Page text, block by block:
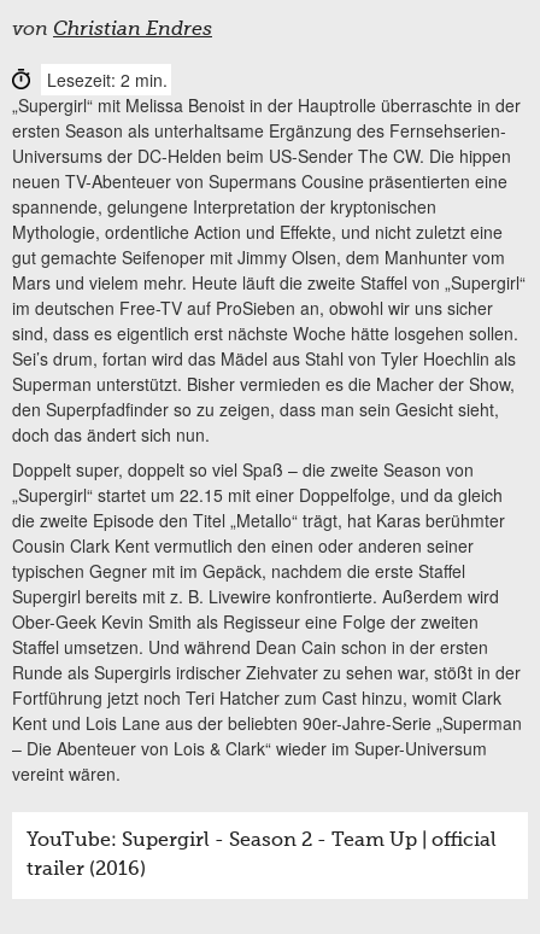
von Christian Endres
Lesezeit: 2 min.
„Supergirl“ mit Melissa Benoist in der Hauptrolle überraschte in der
ersten Season als unterhaltsame Ergänzung des Fernsehserien-
Universums der DC-Helden beim US-Sender The CW. Die hippen
neuen TV-Abenteuer von Supermans Cousine präsentierten eine
spannende, gelungene Interpretation der kryptonischen
Mythologie, ordentliche Action und Effekte, und nicht zuletzt eine
gut gemachte Seifenoper mit Jimmy Olsen, dem Manhunter vom
Mars und vielem mehr. Heute läuft die zweite Staffel von „Supergirl“
im deutschen Free-TV auf ProSieben an, obwohl wir uns sicher
sind, dass es eigentlich erst nächste Woche hätte losgehen sollen.
Sei’s drum, fortan wird das Mädel aus Stahl von Tyler Hoechlin als
Superman unterstützt. Bisher vermieden es die Macher der Show,
den Superpfadfinder so zu zeigen, dass man sein Gesicht sieht,
doch das ändert sich nun.
Doppelt super, doppelt so viel Spaß – die zweite Season von
„Supergirl“ startet um 22.15 mit einer Doppelfolge, und da gleich
die zweite Episode den Titel „Metallo“ trägt, hat Karas berühmter
Cousin Clark Kent vermutlich den einen oder anderen seiner
typischen Gegner mit im Gepäck, nachdem die erste Staffel
Supergirl bereits mit z. B. Livewire konfrontierte. Außerdem wird
Ober-Geek Kevin Smith als Regisseur eine Folge der zweiten
Staffel umsetzen. Und während Dean Cain schon in der ersten
Runde als Supergirls irdischer Ziehvater zu sehen war, stößt in der
Fortführung jetzt noch Teri Hatcher zum Cast hinzu, womit Clark
Kent und Lois Lane aus der beliebten 90er-Jahre-Serie „Superman
– Die Abenteuer von Lois & Clark“ wieder im Super-Universum
vereint wären.
YouTube: Supergirl - Season 2 - Team Up | official
trailer (2016)